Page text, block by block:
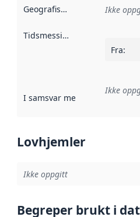
Geografisk avgrensning :
Ikke
Tidsmessig avgrensning
Fra:
I samsvar med Referanse
Ikke
Lovhjemler
Ikke oppgitt
Begreper brukt i